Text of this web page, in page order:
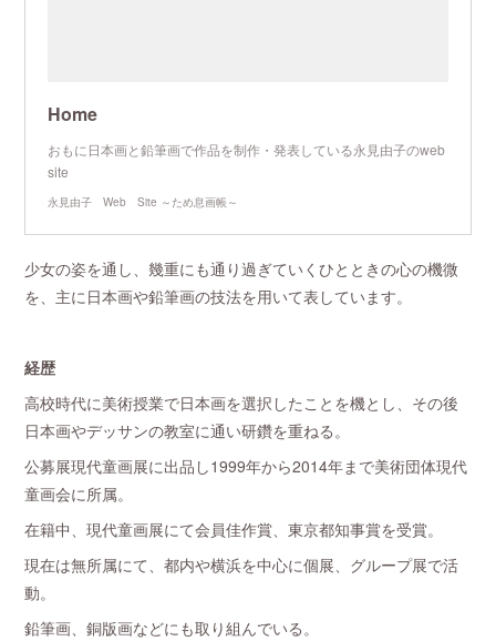
Home
おもに日本画と鉛筆画で作品を制作・発表している永見由子のweb
site
永見由子 Web Site ～ため息画帳～
少女の姿を通し、幾重にも通り過ぎていくひとときの心の機微
を、主に日本画や鉛筆画の技法を用いて表しています。
経歴
高校時代に美術授業で日本画を選択したことを機とし、その後
日本画やデッサンの教室に通い研鑽を重ねる。
公募展現代童画展に出品し1999年から2014年まで美術団体現代
童画会に所属。
在籍中、現代童画展にて会員佳作賞、東京都知事賞を受賞。
現在は無所属にて、都内や横浜を中心に個展、グループ展で活
動。
鉛筆画、銅版画などにも取り組んでいる。